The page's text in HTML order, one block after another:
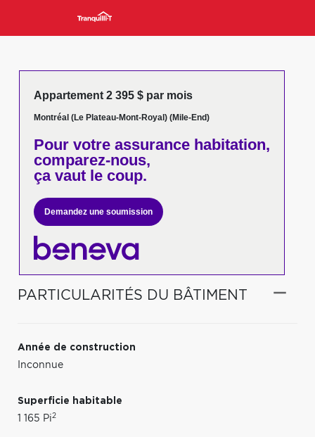
Appartement 2 395 $ par mois
Montréal (Le Plateau-Mont-Royal) (Mile-End)
Pour votreassurance habitation,
comparez-nous,
ça vaut le coup.
Demandez une soumission
PARTICULARITÉS DU BÂTIMENT
Année de construction
Inconnue
Superficie habitable
1 165 Pi2